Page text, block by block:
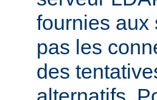
fournies aux
pas les
des